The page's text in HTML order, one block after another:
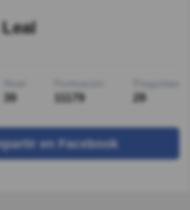
39 11179 29
en Facebook